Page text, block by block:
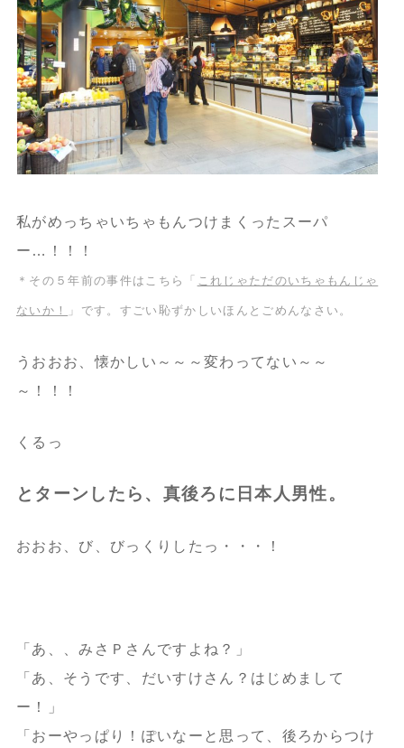
私がめっちゃいちゃもんつけまくったスーパ
ー…！！！
＊その５年前の事件はこちら「 これじゃただのいちゃもんじゃ
ないか！ 」です。すごい恥ずかしいほんとごめんなさい。
うおおお、懐かしい～～～変わってない～～
～！！！
くるっ
とターンしたら、真後ろに日本人男性。
おおお、び、びっくりしたっ・・・！
「あ、、みさＰさんですよね？」
「あ、そうです、だいすけさん？はじめまして
ー！」
「おーやっぱり！ぽいなーと思って、後ろからつけ